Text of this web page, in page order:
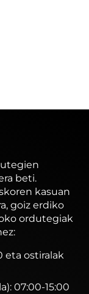
beti.
kasuan
goiz erdiko
ordutegiak
eta ostiralak
07:00-15:00